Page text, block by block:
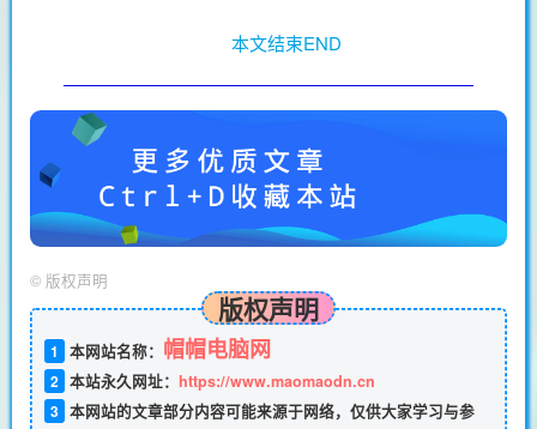
本文结束END
© 版权声明
版权声明
1 本网站名称： 帽帽电脑网
2 本站永久网址： https://www.maomaodn.cn
3 本网站的文章部分内容可能来源于网络，仅供大家学习与参